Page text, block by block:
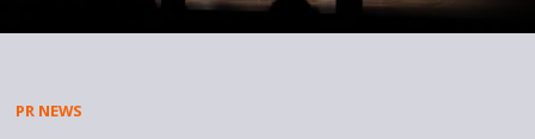
PR NEWS